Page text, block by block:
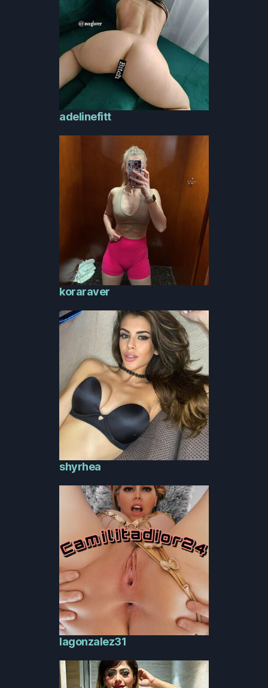
adelinefitt
koraraver
shyrhea
lagonzalez31